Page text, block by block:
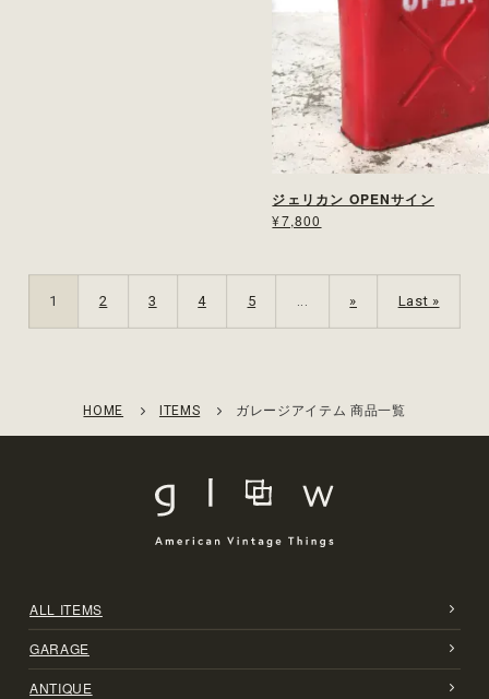
ジェリカン OPENサイン
¥7,800
1 2 3 4 5 ... » Last »
HOME ITEMS ガレージアイテム 商品一覧
ALL ITEMS
GARAGE
ANTIQUE